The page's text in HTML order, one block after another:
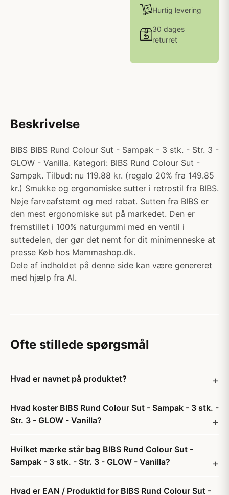
Hurtig levering
30 dages
returret
Beskrivelse
BIBS BIBS Rund Colour Sut - Sampak - 3 stk. - Str. 3 -
GLOW - Vanilla. Kategori: BIBS Rund Colour Sut -
Sampak. Tilbud: nu 119.88 kr. (regalo 20% fra 149.85
kr.) Smukke og ergonomiske sutter i retrostil fra BIBS.
Nøje farveafstemt og med rabat. Sutten fra BIBS er
den mest ergonomiske sut på markedet. Den er
fremstillet i 100% naturgummi med en ventil i
suttedelen, der gør det nemt for dit minimenneske at
presse Køb hos Mammashop.dk.
Dele af indholdet på denne side kan være genereret
med hjælp fra AI.
Ofte stillede spørgsmål
Hvad er navnet på produktet?
Hvad koster BIBS Rund Colour Sut - Sampak - 3 stk. -
Str. 3 - GLOW - Vanilla?
Hvilket mærke står bag BIBS Rund Colour Sut -
Sampak - 3 stk. - Str. 3 - GLOW - Vanilla?
Hvad er EAN / Produktid for BIBS Rund Colour Sut -